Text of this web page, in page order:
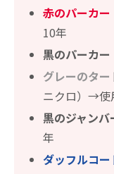
赤のパーカ
10年
黒のパーカ
グレーのタ
ニクロ）→使
黒のジャン
年
ダッフルコ